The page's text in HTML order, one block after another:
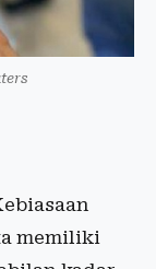
memiliki